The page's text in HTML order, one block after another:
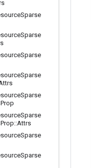
Sparse
Sparse
Sparse
Sparse
Sparse
Sparse
::Attrs
Sparse
Sparse